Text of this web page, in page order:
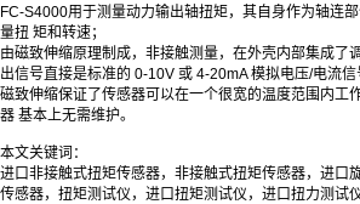
FC-S4000用于测量动力输出轴扭矩，其自身作为轴连
量扭 矩和转速；
由磁致伸缩原理制成，非接触测量，在外壳内部集成了
出信号直接是标准的 0-10V 或 4-20mA 模拟电压/电流信
磁致伸缩保证了传感器可以在一个很宽的温度范围内工
器 基本上无需维护。
本文关键词：
进口非接触式扭矩传感器，非接触式扭矩传感器，进口
传感器，扭矩测试仪，进口扭矩测试仪，进口扭力测试